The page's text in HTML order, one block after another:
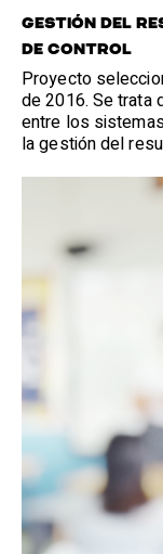
GESTIÓN DEL
DE CONTROL
Proyecto
de 2016. Se trata
entre los
la gestión del